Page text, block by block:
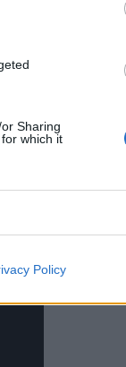
Sharing
which it
Policy
εκείνη την
την
αν και η
του κλάδου